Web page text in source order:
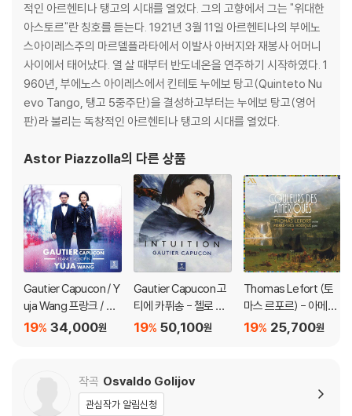
2) 컬러 디스크의 특성상 제작 공정시 앨범마다 색상 차이가 나는 경우도
있습니다.
3) 컬러 디스크는 제작 과정에서 다른 색상 염료가 섞여 얼룩과 번짐, 반점
등이 발생할 수 있습니다.
※ 반품/교환 안내
1) 불량으로 인한 반품/교환 요청 시에는 불량 확인을 위해 개봉 시의 동영
다.
관련 사진과 동영상 및 재생 기기 모델명을 첨부하여 첨부하여 고객센터에
문의 바랍니다.
2) LP는 잦은 배송 과정에서 재킷에 손상이 발생할 가능성이 높고 재판매
가 어려우므로 신중한 구매를 부탁드립니다.
적인 아르헨티나 탱고의 시대를 열었다. 그의 고향에서 그는 "위대한
아스토르"란 칭호를 듣는다. 1921년 3월 11일 아르헨티나의 부에노
스아이레스주의 마르델플라타에서 이발사 아버지와 재봉사 어머니
사이에서 태어났다. 열 살 때부터 반도네온을 연주하기 시작하였다. 1
960년, 부에노스 아이레스에서 킨테토 누에보 탕고(Quinteto Nu
evo Tango, 탱고 5중주단)을 결성하고부터는 누에보 탕고(영어
판)라 불리는 독창적인 아르헨티나 탱고의 시대를 열었다.
Astor Piazzolla의 다른 상품
Gautier Capucon / Y
uja Wang 프랑크 / 쇼
팽: 첼로 소나타 (Franc
34,000원
19%
Gautier Capucon 고
티에 카퓌송 - 첼로 소
품집 '인투이션' (Intuiti
50,100원
19%
Thomas Lefort (토
마스 르포르) - 아메리
카의 색채 (Couleurs
25,700원
19%
작곡 Osvaldo Golijov
관심작가 알림신청